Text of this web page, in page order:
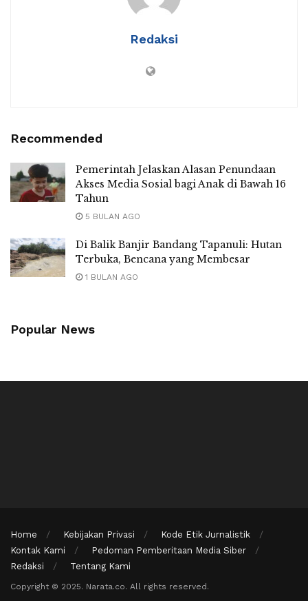
Redaksi
Recommended
Pemerintah Jelaskan Alasan Penundaan
Akses Media Sosial bagi Anak di Bawah 16
Tahun
5 BULAN AGO
Di Balik Banjir Bandang Tapanuli: Hutan
Terbuka, Bencana yang Membesar
1 BULAN AGO
Popular News
Home Kebijakan Privasi
Kode Etik Jurnalistik
Kontak Kami
Pedoman Pemberitaan Media Siber
Redaksi
Tentang Kami
Copyright © 2025. Narata.co. All rights reserved.